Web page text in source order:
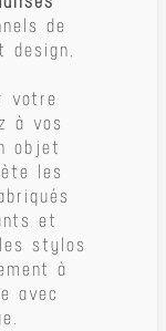
de
design,
votre
à vos
objet
les
et
stylos
à
avec